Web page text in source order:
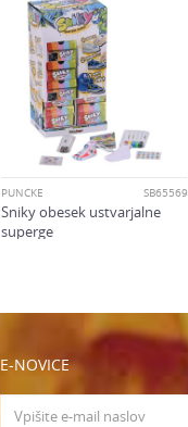
PUNČKE SB65569
Sniky obesek ustvarjalne
superge
E-NOVICE